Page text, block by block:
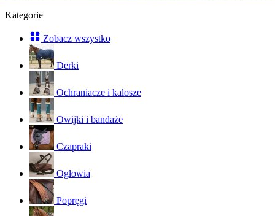
Kategorie
Zobacz wszystko
Derki
Ochraniacze i kalosze
Owijki i bandaże
Czapraki
Ogłowia
Popręgi